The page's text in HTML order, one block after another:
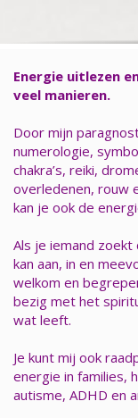
Energie uitlezen
veel manieren.
Door mijn
numerologie,
chakra’s, reiki,
overledenen, rouw
kan je ook de
Als je iemand
kan aan, in en
welkom en
bezig met het
wat leeft.
Je kunt mij ook
energie in families,
autisme, ADHD en